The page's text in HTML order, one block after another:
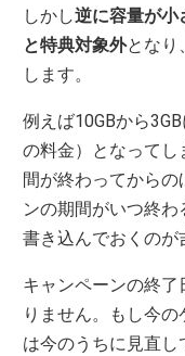
しかし逆に容量が小
と特典対象外となり
します。
例えば10GBから
の料金）となってし
間が終わってから
ンの期間がいつ終
書き込んでおくのが
キャンペーンの終
りません。もし今
は今のうちに見直